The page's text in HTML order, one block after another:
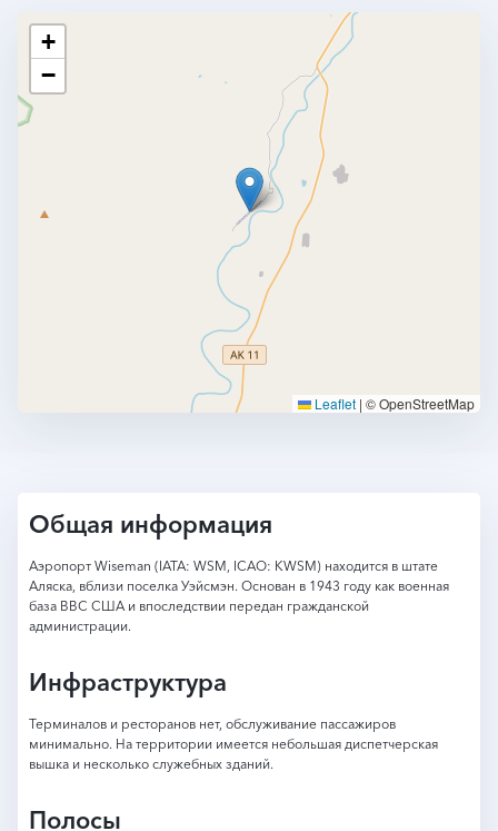
+
−
Leaflet | © OpenStreetMap
Общая информация
Аэропорт Wiseman (IATA: WSM, ICAO: KWSM) находится в штате
Аляска, вблизи поселка Уэйсмэн. Основан в 1943 году как военная
база ВВС США и впоследствии передан гражданской
администрации.
Инфраструктура
Терминалов и ресторанов нет, обслуживание пассажиров
минимально. На территории имеется небольшая диспетчерская
вышка и несколько служебных зданий.
Полосы